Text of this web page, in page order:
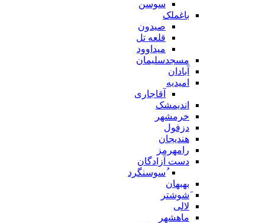
سوسن
باغملک
صیدون
قلعه تل
میداوود
مسجدسلیمان
آبادان
امیدیه
آقاجاری
اندیمشک
خرمشهر
دزفول
هندیجان
رامهرمز
دست آزادگان
ُسوسنگرد
بهبهان
َشوشتر
لالی
ماهشهر